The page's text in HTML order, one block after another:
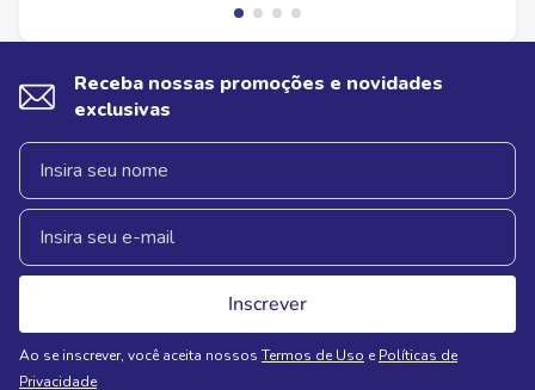
Receba nossas promoções e novidades
exclusivas
Inscrever
Ao se inscrever, você aceita nossos Termos de Uso e Políticas de
Privacidade